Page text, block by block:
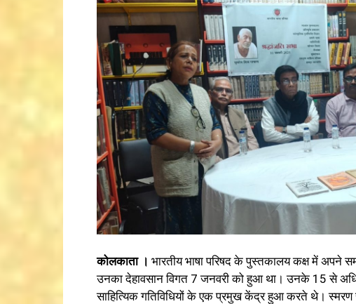
कोलकाता । भारतीय भाषा परिषद के पुस्तकालय कक्ष में अपने
उनका देहावसान विगत 7 जनवरी को हुआ था। उनके 15 से
साहित्यिक गतिविधियों के एक प्रमुख केंद्र हुआ करते थे। स्मरण